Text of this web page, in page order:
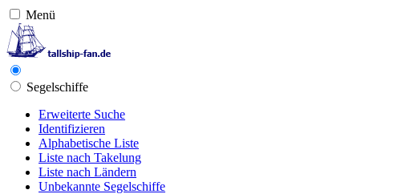
Menü
Segelschiffe
Erweiterte Suche
Identifizieren
Alphabetische Liste
Liste nach Takelung
Liste nach Ländern
Unbekannte Segelschiffe